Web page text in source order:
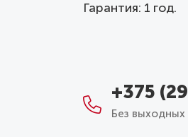
Гарантия: 1 год.
+375
Без выходных